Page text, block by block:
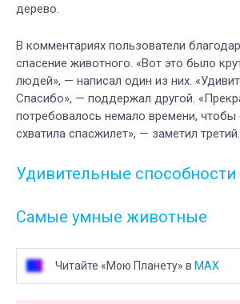
дерево.
В комментариях пользователи
спасение животного. «Вот это было
людей», — написал один из них.
Спасибо», — поддержал другой.
потребовалось немало времени, чтобы
схватила спасжилет», — заметил третий.
Удивительные способности
Самые умные животные
Читайте «Мою Планету» в MAX